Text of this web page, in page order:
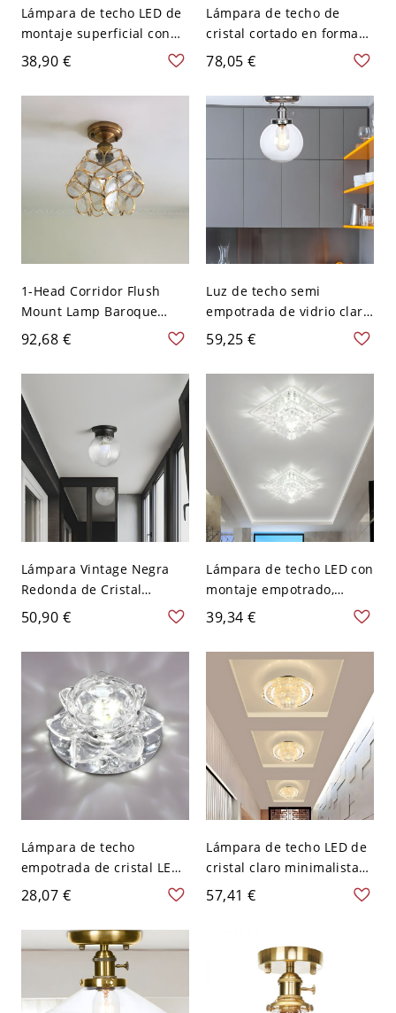
Lámpara de techo LED de
montaje superficial con
cristal claro moderno y
floreciente para pasillo -
110 A 120 V Transparente
38,90 €
Lámpara de techo de
cristal cortado en forma
de loto, simple, de 8" de
diámetro, con iluminación
LED empotrada para
78,05 €
1-Head Corridor Flush
Mount Lamp Baroque
Brass Ceiling Fixture with
Petal Pink/Clear/Blue
Glass Shade - 110 A 120 V
Transparente
92,68 €
Luz de techo semi
empotrada de vidrio claro
de 1 bombilla, estilo
industrial, globo cromado,
montaje en el pasillo
59,25 €
Lámpara Vintage Negra
Redonda de Cristal
Prismatico Transparente
con 1 Bombilla, Montaje
Empotrado, 6" de Ancho
50,90 €
Lámpara de techo LED con
montaje empotrado,
sencilla y con pantalla de
cristal cuadrada
transparente, luz blanca
39,34 €
Lámpara de techo
empotrada de cristal LED
Lotus Modernista en claro
- 110 A 120 V
Transparente Blanco
28,07 €
Lámpara de techo LED de
cristal claro minimalista
con montura cromada
redonda y pantalla de
57,41 €